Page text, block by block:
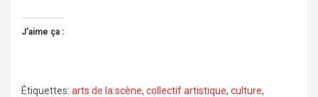
J’aime ça :
Étiquettes: arts de la scène, collectif artistique, culture,